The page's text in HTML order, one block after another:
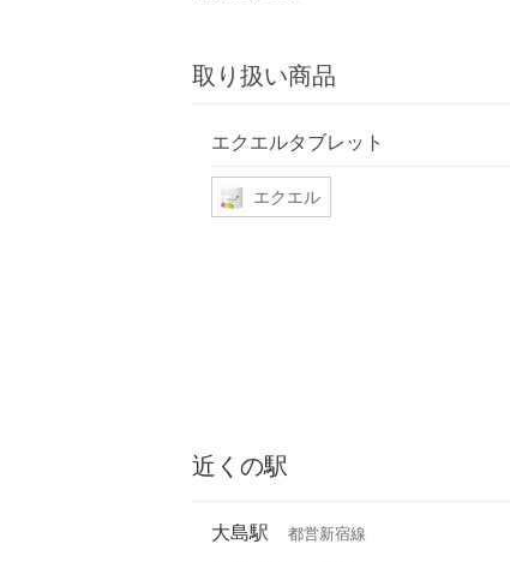
取り扱い商品
エクエルタブレット
エクエル
近くの駅
大島駅 都営新宿線